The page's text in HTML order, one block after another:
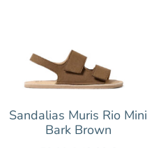
Sandalias Muris Rio Mini
Bark Brown